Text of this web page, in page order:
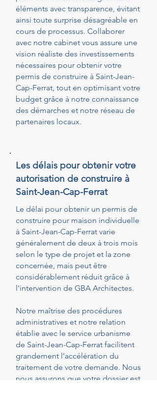
éléments avec transparence, évitant
ainsi toute surprise désagréable en
cours de processus. Collaborer
avec notre cabinet vous assure une
vision réaliste des investissements
nécessaires pour obtenir votre
permis de construire à Saint-Jean-
Cap-Ferrat, tout en optimisant votre
budget grâce à notre connaissance
des démarches et notre réseau de
partenaires locaux.
Les délais pour obtenir votre
autorisation de construire à
Saint-Jean-Cap-Ferrat
Le délai pour obtenir un permis de
construire pour maison individuelle
à Saint-Jean-Cap-Ferrat varie
généralement de deux à trois mois
selon le type de projet et la zone
concernée, mais peut être
considérablement réduit grâce à
l'intervention de GBA Architectes.
Notre maîtrise des procédures
administratives et notre relation
établie avec le service urbanisme
de Saint-Jean-Cap-Ferrat facilitent
grandement l'accélération du
traitement de votre demande. Nous
nous assurons que votre dossier est